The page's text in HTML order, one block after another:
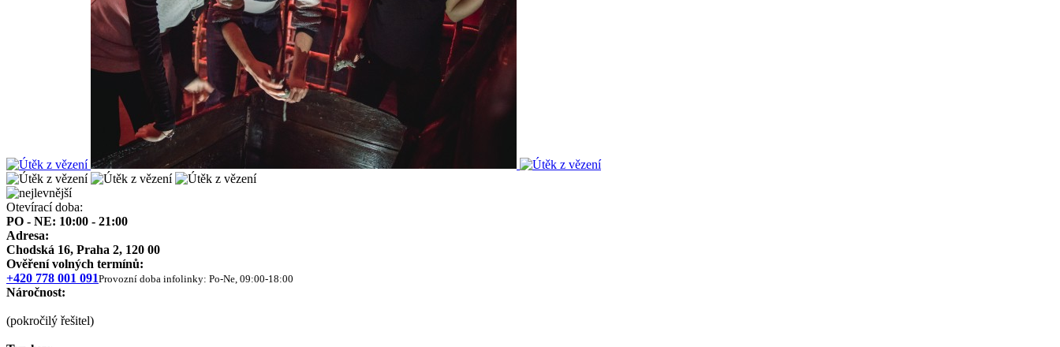
Otevírací doba:
PO - NE: 10:00 - 21:00
Adresa:
Chodská 16, Praha 2, 120 00
Ověření volných termínů:
+420 778 001 091Provozní doba infolinky: Po-Ne, 09:00-18:00
Náročnost:
(pokročilý řešitel)